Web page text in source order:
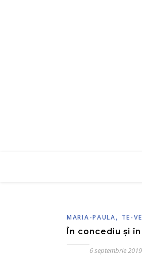
MARIA-PAULA, TE-
În concediu și
6 septembrie 2019